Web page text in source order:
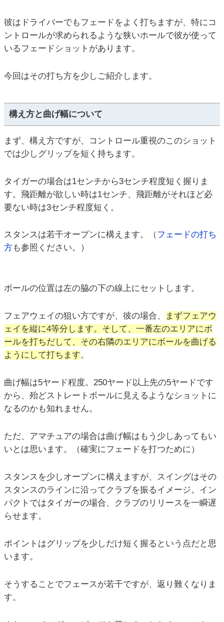
彼はドライバーでもフェードをよく打ちますが、特にコ
ントロールが求められるような狭いホールで彼が使って
いるフェードショットがあります。
今回はその打ち方を少しご紹介します。
構え方と曲げ幅について
まず、構え方ですが、コントロール重視のこのショット
では少しグリップを短く持ちます。
タイガーの場合は1センチから3センチ程度短く握りま
す。飛距離が欲しい時は1センチ、飛距離がそれほど必
要ない時は3センチ程度短く。
スタンスは若干オープンに構えます。（フェードの打ち
方も参照ください。）
ボールの位置は左の脇の下の線上にセットします。
フェアウェイの狙い方ですが、彼の場合、
まずフェアウ
ェイを縦に4等分します。そして、一番左のエリアにボ
ールを打ちだして、その右隣のエリアにボールを曲げる
ようにして打ちます。
曲げ幅は5ヤード程度。250ヤード以上先の5ヤードです
から、殆どストレートボールに見えるようなショットに
なるのかも知れません。
ただ、アマチュアの場合は曲げ幅はもう少しあってもい
いとは思います。（確実にフェードを打つために）
スタンスを少しオープンに構えますが、スイングはその
スタンスのラインに沿ってクラブを振るイメージ。イン
パクトではタイガーの場合、クラブのリリースを一瞬遅
らせます。
ポイントはグリップを少しだけ短く握るという点だと思
います。
そうすることでフェースが若干ですが、返り難くなりま
す。